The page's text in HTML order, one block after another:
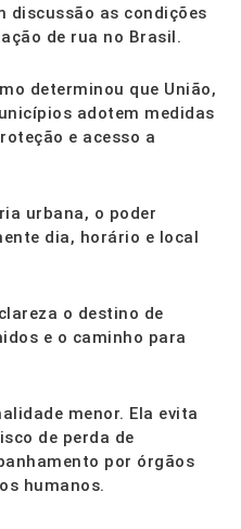
discussão as condições
de rua no Brasil.
determinou que União,
adotem medidas
e acesso a
urbana, o poder
dia, horário e local
o destino de
e o caminho para
menor. Ela evita
de perda de
por órgãos
humanos.